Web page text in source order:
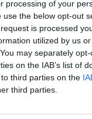
processing of your
the below opt-out
is processed
utilized by us
may separately
on the IAB’s list of
third parties on the
third parties.
teremtett a
a bankpiacon.
a koronavírus
MNB-alelnök